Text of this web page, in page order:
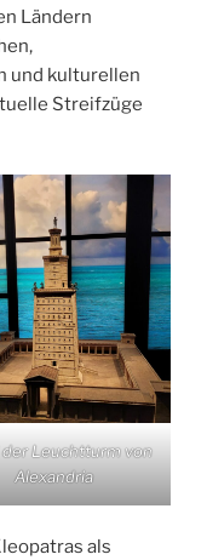
Ländern
und kulturellen
Streifzüge
Leuchtturm von
Alexandria
als